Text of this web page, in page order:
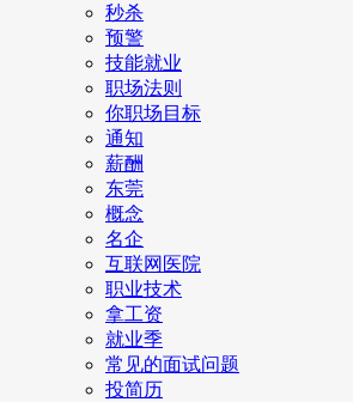
秒杀
预警
技能就业
职场法则
你职场目标
通知
薪酬
东莞
概念
名企
互联网医院
职业技术
拿工资
就业季
常见的面试问题
投简历